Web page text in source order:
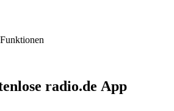
radio.de App